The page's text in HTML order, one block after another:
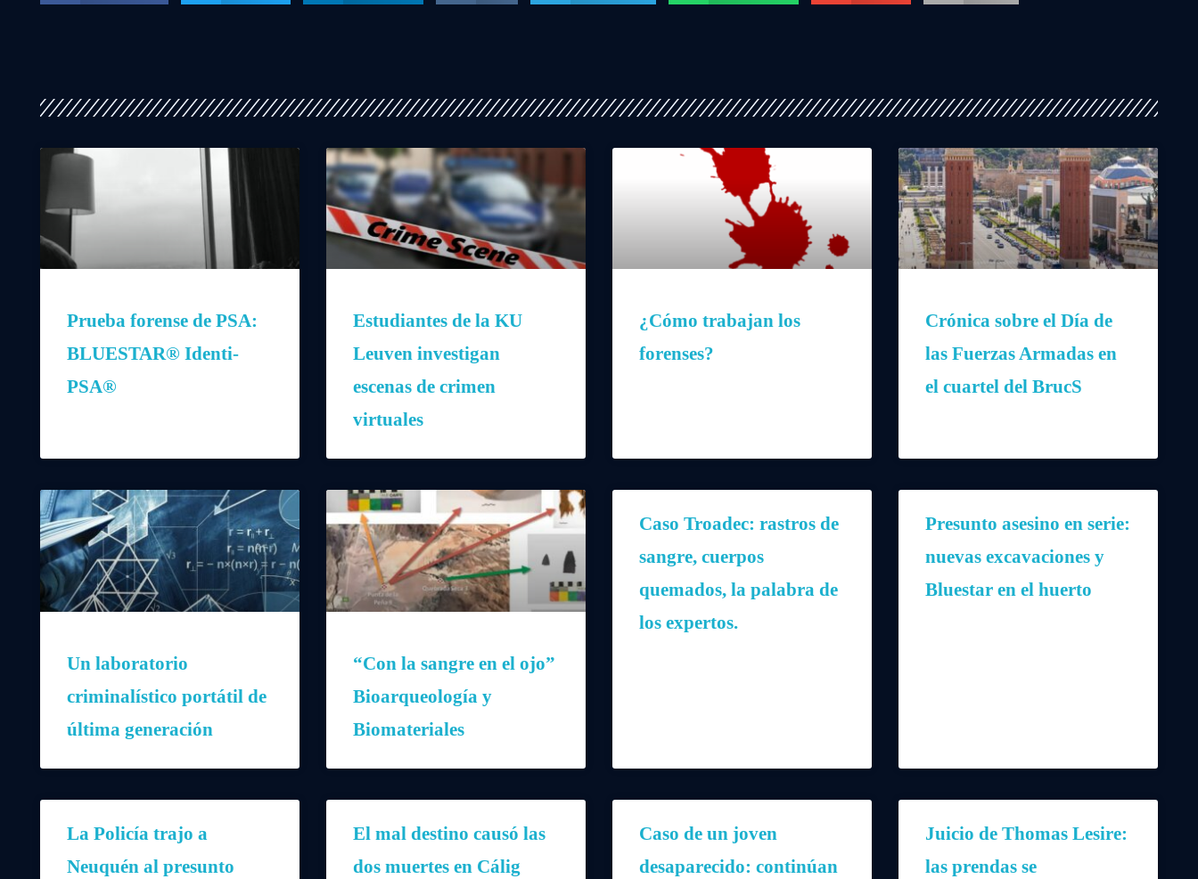
Prueba forense de PSA:
BLUESTAR® Identi-
PSA®
Estudiantes de la KU
Leuven investigan
escenas de crimen
virtuales
¿Cómo trabajan los
forenses?
Crónica sobre el Día de
las Fuerzas Armadas en
el cuartel del BrucS
Un laboratorio
criminalístico portátil de
última generación
“Con la sangre en el ojo”
Bioarqueología y
Biomateriales
Caso Troadec: rastros de
sangre, cuerpos
quemados, la palabra de
los expertos.
Presunto asesino en serie:
nuevas excavaciones y
Bluestar en el huerto
La Policía trajo a
Neuquén al presunto
El mal destino causó las
dos muertes en Cálig
Caso de un joven
desaparecido: continúan
Juicio de Thomas Lesire:
las prendas se